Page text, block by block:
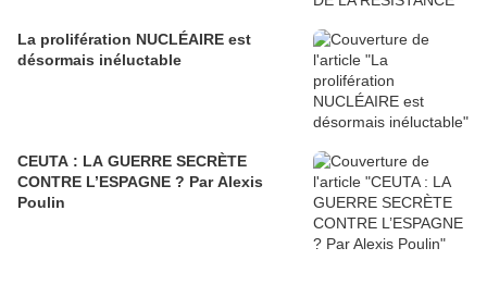
La prolifération NUCLÉAIRE est
désormais inéluctable
CEUTA : LA GUERRE SECRÈTE
CONTRE L’ESPAGNE ? Par Alexis
Poulin